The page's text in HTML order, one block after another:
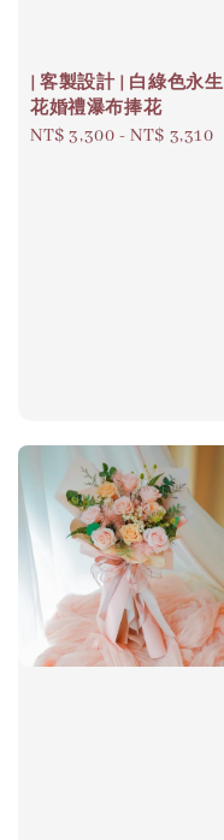
| 客製設計 | 白綠色永生
花婚禮瀑布捧花
Regular
NT$ 3,300 -NT$ 3,310